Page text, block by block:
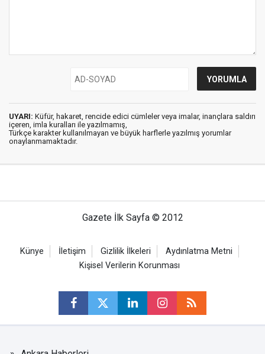
UYARI: Küfür, hakaret, rencide edici cümleler veya imalar, inançlara saldırı
içeren, imla kuralları ile yazılmamış,
Türkçe karakter kullanılmayan ve büyük harflerle yazılmış yorumlar
onaylanmamaktadır.
Gazete İlk Sayfa © 2012
Künye İletişim Gizlilik İlkeleri
Aydınlatma Metni
Kişisel Verilerin Korunması